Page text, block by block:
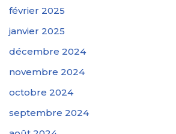
février 2025
janvier 2025
décembre 2024
novembre 2024
octobre 2024
septembre 2024